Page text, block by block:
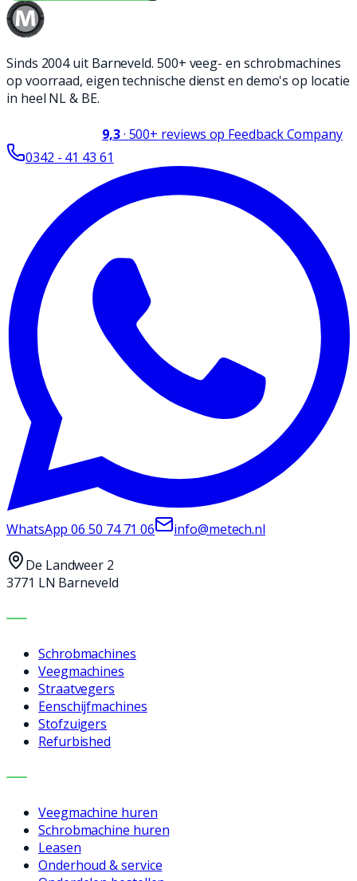
Sinds 2004 uit Barneveld. 500+ veeg- en schrobmachines
op voorraad, eigen technische dienst en demo's op locatie
in heel NL & BE.
9,3· 500+ reviews op Feedback Company
0342 - 41 43 61
WhatsApp06 50 74 71 06 info@metech.nl
De Landweer 2
3771 LN Barneveld
MACHINES
Schrobmachines
Veegmachines
Straatvegers
Eenschijfmachines
Stofzuigers
Refurbished
DIENSTEN
Veegmachine huren
Schrobmachine huren
Leasen
Onderhoud & service